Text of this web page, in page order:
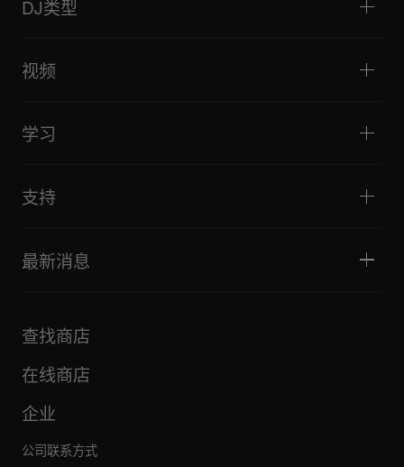
一体化DJ系统
DJ采样器
DJ效果器
监听扬声器
便携式DJ扬声器
DJ类型
直播
酒吧与小型场地
唱盘主义与对决
音乐制作
视频
教程
技巧和窍门
文化
纪录片
学习
推荐给 Hip Hop DJ 的设备
Bridge Blog Tips
支持
探索 Support Gateway
下载（固件、驱动程序等）
FAQ
社区论坛
维护、维修、保修
最新消息
公司
其他
全部新闻
查找商店
在线商店
企业
公司联系方式